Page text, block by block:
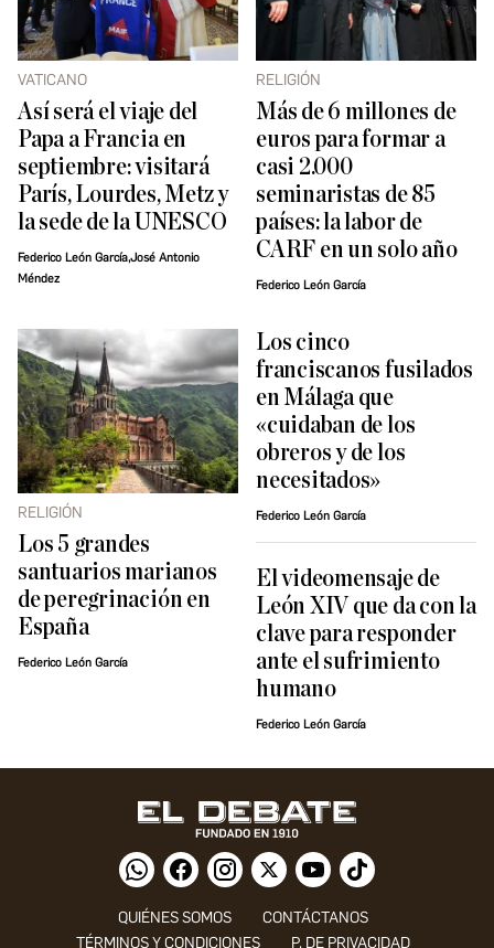
VATICANO
Así será el viaje del
Papa a Francia en
septiembre: visitará
París, Lourdes, Metz y
la sede de la UNESCO
Federico León García,José Antonio
Méndez
RELIGIÓN
Más de 6 millones de
euros para formar a
casi 2.000
seminaristas de 85
países: la labor de
CARF en un solo año
Federico León García
RELIGIÓN
Los 5 grandes
santuarios marianos
de peregrinación en
España
Federico León García
Los cinco
franciscanos fusilados
en Málaga que
«cuidaban de los
obreros y de los
necesitados»
Federico León García
El videomensaje de
León XIV que da con la
clave para responder
ante el sufrimiento
humano
Federico León García
QUIÉNES SOMOS
CONTÁCTANOS
TÉRMINOS Y CONDICIONES
P. DE PRIVACIDAD